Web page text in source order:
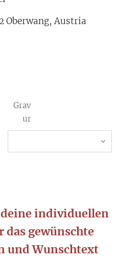
Oberwang, Austria
Grav
ur
individuellen
das gewünschte
und Wunschtext